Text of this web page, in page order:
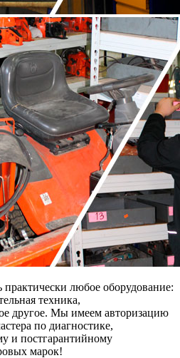
любое оборудование:
техника,
другое. Мы имеем авторизацию
по диагностике,
и постгарантийному
марок!